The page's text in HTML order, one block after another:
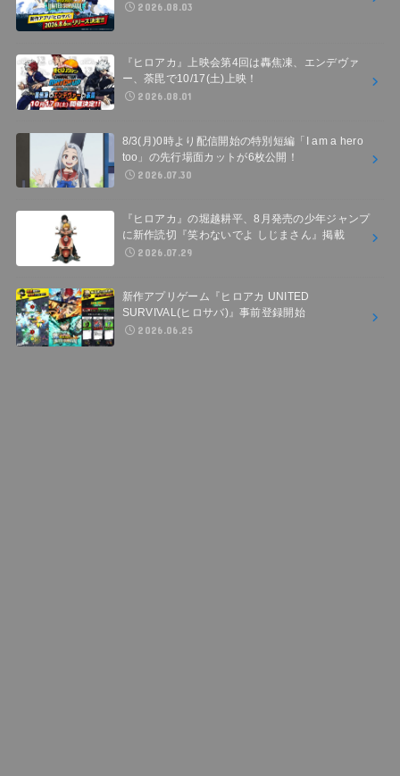
2026.08.03
『ヒロアカ』上映会第4回は轟焦凍、エンデヴァ
ー、荼毘で10/17(土)上映！
2026.08.01
8/3(月)0時より配信開始の特別短編「I am a hero
too」の先行場面カットが6枚公開！
2026.07.30
『ヒロアカ』の堀越耕平、8月発売の少年ジャンプ
に新作読切『笑わないでよ しじまさん』掲載
2026.07.29
新作アプリゲーム『ヒロアカ UNITED
SURVIVAL(ヒロサバ)』事前登録開始
2026.06.25